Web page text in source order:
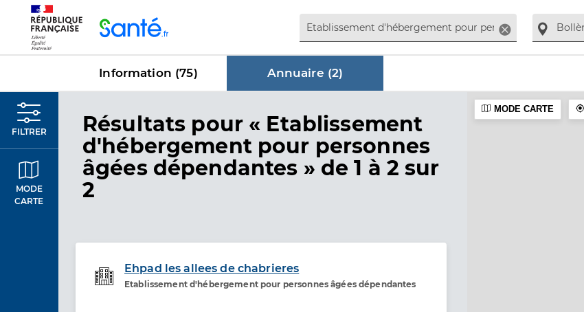
Supprimer
Information (75) Annuaire (2)
FILTRER
MODE
CARTE
Résultats dans Annuaire
pour « Etablissement
d'hébergement pour personnes
âgées dépendantes » de 1 à 2 sur
2
Ehpad les allees de chabrieres
Etablissement d'hébergement pour personnes âgées dépendantes
Etablissement de soins
MODE CARTE
Panneau de gestion des cookies